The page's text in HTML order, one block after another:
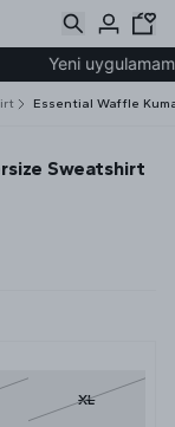
Yeni
Essential Waffle
Sweatshirt
XL